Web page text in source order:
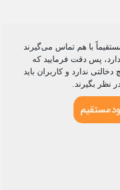
با هم تماس می‌گیرند
پس دقت فرمایید که
ندارد و کاربران باید
نظر بگیرند.